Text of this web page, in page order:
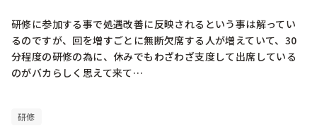
研修に参加する事で処遇改善に反映されるという事は解ってい
るのですが、回を増すごとに無断欠席する人が増えていて、30
分程度の研修の為に、休みでもわざわざ支度して出席している
のがバカらしく思えて来て…
研修